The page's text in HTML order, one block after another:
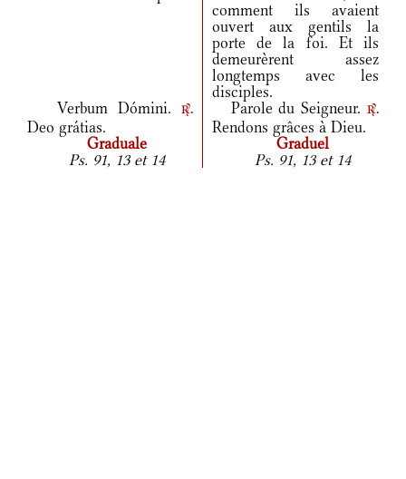
comment ils avaient
ouvert aux gentils la
porte de la foi. Et ils
demeurèrent assez
longtemps avec les
disciples.
Verbum Dómini.
r.
Deo grátias.
Parole du Seigneur. r.
Rendons grâces à Dieu.
Graduale
Graduel
Ps. 91, 13 et 14
Ps. 91, 13 et 14